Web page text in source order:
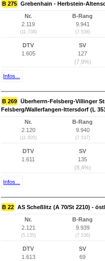
B 275 Grebenhain - Herbstein-
Nr.
2.119
(11.738)
B-Rang
9.941
(7.538)
DTV
1.605
SV
127
(7,9%)
Infos...
B 269 Überherrn-Felsberg-Villinger
Felsberg/Wallerfangen-Ittersdorf (L
Nr.
2.120
(11.605)
B-Rang
9.940
(7.537)
DTV
1.611
SV
135
(8,4%)
Infos...
B 22 AS Scheßlitz (A 70/St 2210) -
Nr.
2.121
(5.135)
B-Rang
9.939
(7.536)
DTV
1.613
SV
69